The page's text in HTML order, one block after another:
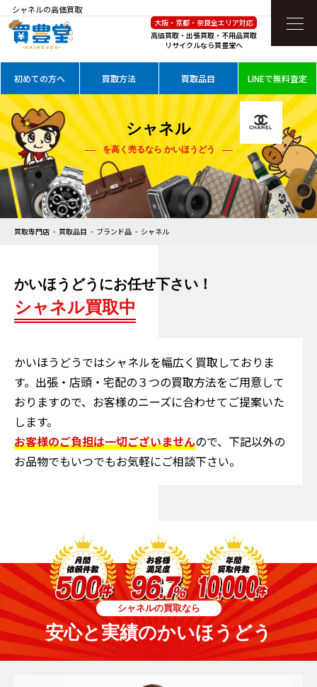
シャネルの高価買取
大阪・京都・奈良全エリア対応
高価買取・出張買取・不用品買取
リサイクルなら買豊堂へ
初めての方へ 買取方法 買取品目 LINEで無料査定
シャネル
を高く売るなら かいほうどう
買取専門店 買取品目 ブランド品 シャネル
かいほうどうにお任せ下さい！
シャネル買取中
かいほうどうではシャネルを幅広く買取しておりま
す。出張・店頭・宅配の３つの買取方法をご用意して
おりますので、お客様のニーズに合わせてご提案いた
します。
お客様のご負担は一切ございませんので、下記以外の
お品物でもいつでもお気軽にご相談下さい。
シャネルの買取なら
安心と実績のかいほうどう